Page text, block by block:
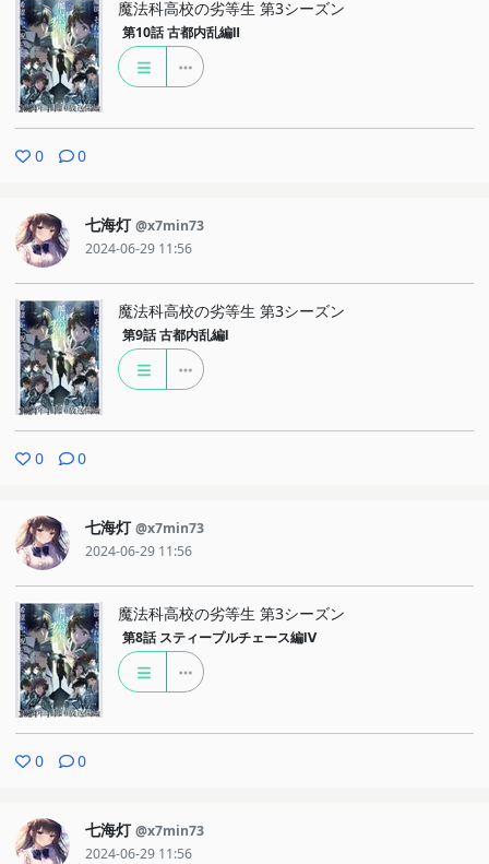
魔法科高校の劣等生 第3シーズン
第10話 古都内乱編Ⅱ
0 0
七海灯 @x7min73
2024-06-29 11:56
魔法科高校の劣等生 第3シーズン
第9話 古都内乱編Ⅰ
0 0
七海灯 @x7min73
2024-06-29 11:56
魔法科高校の劣等生 第3シーズン
第8話 スティープルチェース編Ⅳ
0 0
七海灯 @x7min73
2024-06-29 11:56